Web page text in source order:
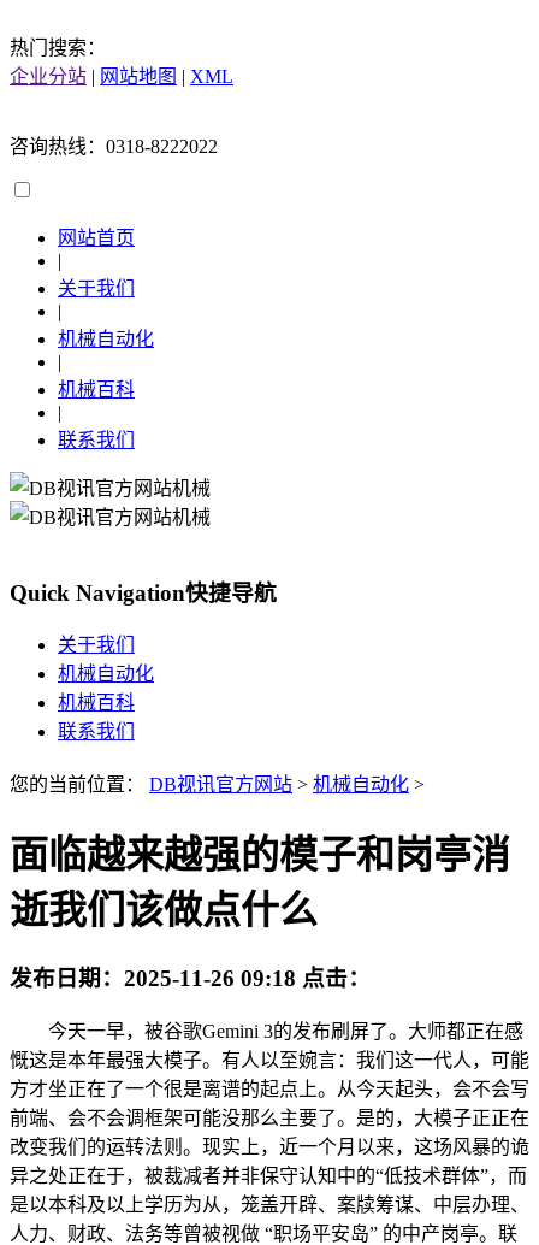
热门搜索：
企业分站 | 网站地图 | XML
咨询热线：0318-8222022
网站首页
|
关于我们
|
机械自动化
|
机械百科
|
联系我们
Quick Navigation快捷导航
关于我们
机械自动化
机械百科
联系我们
您的当前位置： DB视讯官方网站 > 机械自动化 >
面临越来越强的模子和岗亭消
逝我们该做点什么
发布日期： 2025-11-26 09:18 点击：
今天一早，被谷歌Gemini 3的发布刷屏了。大师都正在感
慨这是本年最强大模子。有人以至婉言：我们这一代人，可能
方才坐正在了一个很是离谱的起点上。从今天起头，会不会写
前端、会不会调框架可能没那么主要了。是的，大模子正正在
改变我们的运转法则。现实上，近一个月以来，这场风暴的诡
异之处正在于，被裁减者并非保守认知中的“低技术群体”，而
是以本科及以上学历为从，笼盖开辟、案牍筹谋、中层办理、
人力、财政、法务等曾被视做 “职场平安岛” 的中产岗亭。联